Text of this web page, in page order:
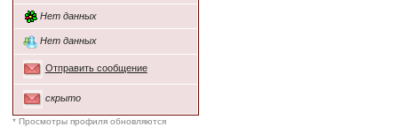
Нет данных
Нет данных
Отправить сообщение
скрыто
* Просмотры профиля обновляются